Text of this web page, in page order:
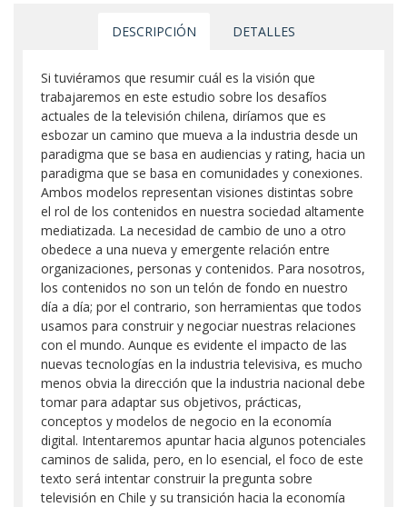
DESCRIPCIÓN DETALLES
Si tuviéramos que resumir cuál es la visión que
trabajaremos en este estudio sobre los desafíos
actuales de la televisión chilena, diríamos que es
esbozar un camino que mueva a la industria desde un
paradigma que se basa en audiencias y rating, hacia un
paradigma que se basa en comunidades y conexiones.
Ambos modelos representan visiones distintas sobre
el rol de los contenidos en nuestra sociedad altamente
mediatizada. La necesidad de cambio de uno a otro
obedece a una nueva y emergente relación entre
organizaciones, personas y contenidos. Para nosotros,
los contenidos no son un telón de fondo en nuestro
día a día; por el contrario, son herramientas que todos
usamos para construir y negociar nuestras relaciones
con el mundo. Aunque es evidente el impacto de las
nuevas tecnologías en la industria televisiva, es mucho
menos obvia la dirección que la industria nacional debe
tomar para adaptar sus objetivos, prácticas,
conceptos y modelos de negocio en la economía
digital. Intentaremos apuntar hacia algunos potenciales
caminos de salida, pero, en lo esencial, el foco de este
texto será intentar construir la pregunta sobre
televisión en Chile y su transición hacia la economía